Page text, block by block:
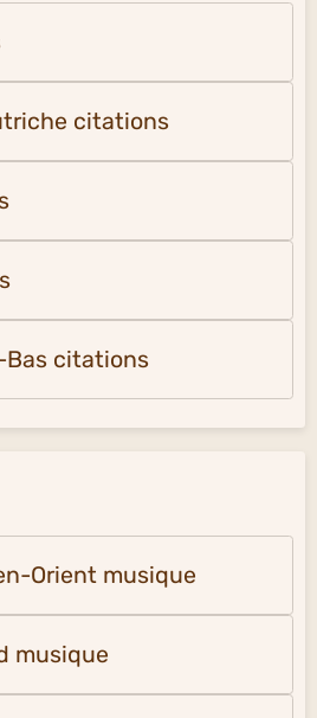
citations
citations
Orient musique
musique